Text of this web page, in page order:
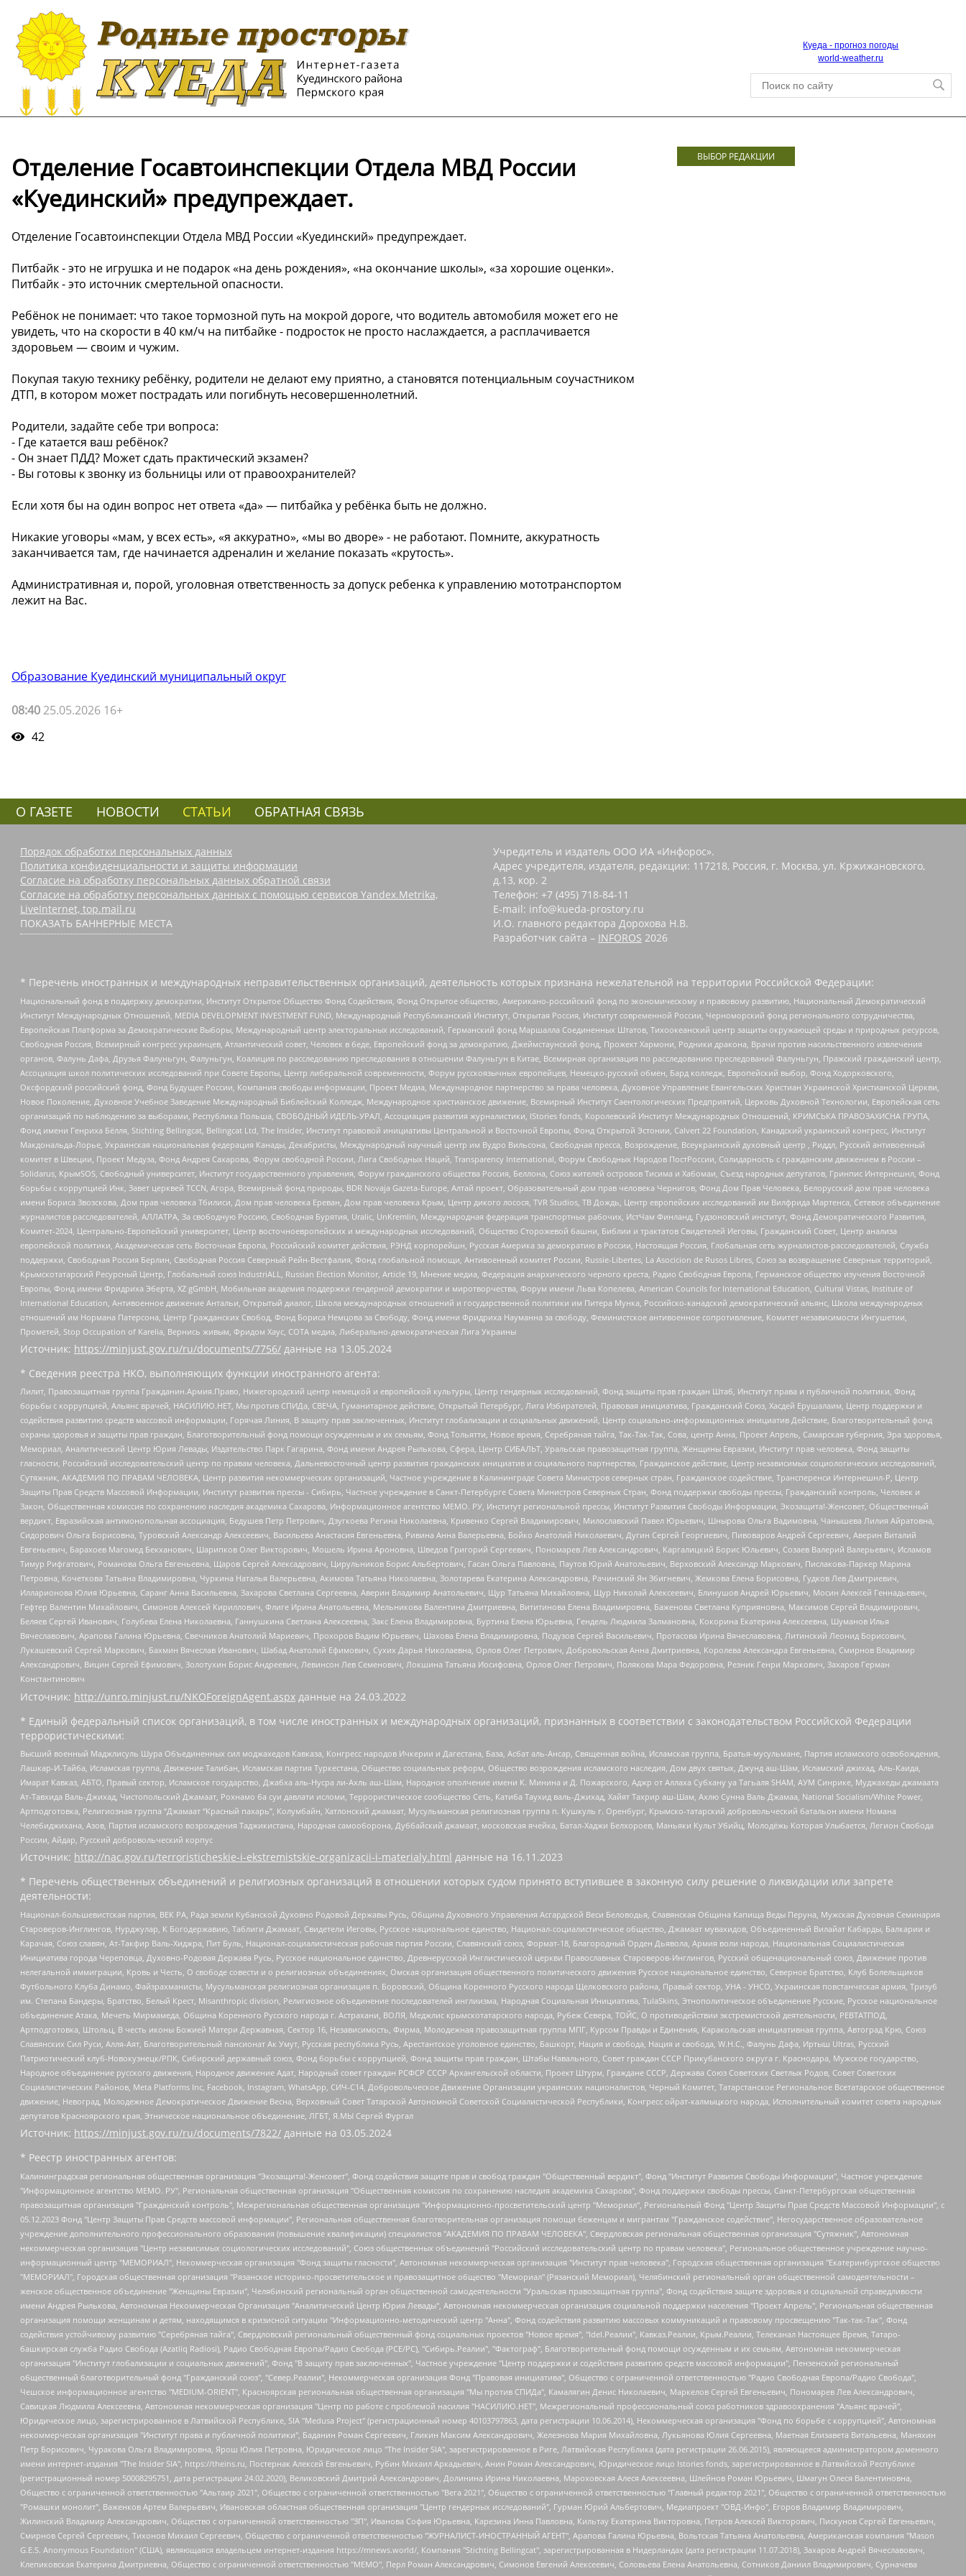
Куеда - прогноз погоды
world-weather.ru
Отделение Госавтоинспекции Отдела МВД России
«Куединский» предупреждает.
Отделение Госавтоинспекции Отдела МВД России «Куединский» предупреждает.
Питбайк - это не игрушка и не подарок «на день рождения», «на окончание школы», «за хорошие оценки».
Питбайк - это источник смертельной опасности.
Ребёнок не понимает: что такое тормозной путь на мокрой дороге, что водитель автомобиля может его не
увидеть, что на скорости в 40 км/ч на питбайке - подросток не просто наслаждается, а расплачивается
здоровьем — своим и чужим.
Покупая такую технику ребёнку, родители не делают ему приятно, а становятся потенциальным соучастником
ДТП, в котором может пострадать или погибнуть несовершеннолетний.
Родители, задайте себе три вопроса:
- Где катается ваш ребёнок?
- Он знает ПДД? Может сдать практический экзамен?
- Вы готовы к звонку из больницы или от правоохранителей?
Если хотя бы на один вопрос нет ответа «да» — питбайка у ребёнка быть не должно.
Никакие уговоры «мам, у всех есть», «я аккуратно», «мы во дворе» - не работают. Помните, аккуратность
заканчивается там, где начинается адреналин и желание показать «крутость».
Административная и, порой, уголовная ответственность за допуск ребенка к управлению мототранспортом
лежит на Вас.
Образование Куединский муниципальный округ
08:40 25.05.2026 16+
42
ВЫБОР РЕДАКЦИИ
О ГАЗЕТЕ НОВОСТИ СТАТЬИ ОБРАТНАЯ СВЯЗЬ
Порядок обработки персональных данных
Политика конфиденциальности и защиты информации
Согласие на обработку персональных данных обратной связи
Согласие на обработку персональных данных с помощью сервисов Yandex.Metrika,
LiveInternet, top.mail.ru
ПОКАЗАТЬ БАННЕРНЫЕ МЕСТА
Учредитель и издатель ООО ИА «Инфорос».
Адрес учредителя, издателя, редакции: 117218, Россия, г. Москва, ул. Кржижановского,
д.13, кор. 2
Телефон: +7 (495) 718-84-11
E-mail: info@kueda-prostory.ru
И.О. главного редактора Дорохова Н.В.
Разработчик сайта – INFOROS 2026
* Перечень иностранных и международных неправительственных организаций, деятельность которых признана нежелательной на территории Российской Федерации:
Национальный фонд в поддержку демократии, Институт Открытое Общество Фонд Содействия, Фонд Открытое общество, Американо-российский фонд по экономическому и правовому развитию, Национальный Демократический
Институт Международных Отношений, MEDIA DEVELOPMENT INVESTMENT FUND, Международный Республиканский Институт, Открытая Россия, Институт современной России, Черноморский фонд регионального сотрудничества,
Европейская Платформа за Демократические Выборы, Международный центр электоральных исследований, Германский фонд Маршалла Соединенных Штатов, Тихоокеанский центр защиты окружающей среды и природных ресурсов,
Свободная Россия, Всемирный конгресс украинцев, Атлантический совет, Человек в беде, Европейский фонд за демократию, Джеймстаунский фонд, Прожект Хармони, Родники дракона, Врачи против насильственного извлечения
органов, Фалунь Дафа, Друзья Фалуньгун, Фалуньгун, Коалиция по расследованию преследования в отношении Фалуньгун в Китае, Всемирная организация по расследованию преследований Фалуньгун, Пражский гражданский центр,
Ассоциация школ политических исследований при Совете Европы, Центр либеральной современности, Форум русскоязычных европейцев, Немецко-русский обмен, Бард колледж, Европейский выбор, Фонд Ходорковского,
Оксфордский российский фонд, Фонд Будущее России, Компания свободы информации, Проект Медиа, Международное партнерство за права человека, Духовное Управление Евангельских Христиан Украинской Христианской Церкви,
Новое Поколение, Духовное Учебное Заведение Международный Библейский Колледж, Международное христианское движение, Всемирный Институт Саентологических Предприятий, Церковь Духовной Технологии, Европейская сеть
организаций по наблюдению за выборами, Республика Польша, СВОБОДНЫЙ ИДЕЛЬ-УРАЛ, Ассоциация развития журналистики, IStories fonds, Королевский Институт Международных Отношений, КРИМСЬКА ПРАВОЗАХИСНА ГРУПА,
Фонд имени Генриха Бёлля, Stichting Bellingcat, Bellingcat Ltd, The Insider, Институт правовой инициативы Центральной и Восточной Европы, Фонд Открытой Эстонии, Calvert 22 Foundation, Канадский украинский конгресс, Институт
Макдональда-Лорье, Украинская национальная федерация Канады, Декабристы, Международный научный центр им Вудро Вильсона, Свободная пресса, Возрождение, Всеукраинский духовный центр , Риддл, Русский антивоенный
комитет в Швеции, Проект Медуза, Фонд Андрея Сахарова, Форум свободной России, Лига Свободных Наций, Transparеncy International, Форум Свободных Народов ПостРоссии, Солидарность с гражданским движением в России –
Solidarus, КрымSOS, Свободный университет, Институт государственного управления, Форум гражданского общества Россия, Беллона, Союз жителей островов Тисима и Хабомаи, Съезд народных депутатов, Гринпис Интернешнл, Фонд
борьбы с коррупцией Инк, Завет церквей TCCN, Агора, Всемирный фонд природы, BDR Novaja Gazeta-Europe, Алтай проект, Образовательный дом прав человека Чернигов, Фонд Дом Прав Человека, Белорусский дом прав человека
имени Бориса Звозскова, Дом прав человека Тбилиси, Дом прав человека Ереван, Дом прав человека Крым, Центр дикого лосося, TVR Studios, ТВ Дождь, Центр европейских исследований им Вилфрида Мартенса, Сетевое объединение
журналистов расследователей, АЛЛАТРА, За свободную Россию, Свободная Бурятия, Uralic, UnKremlin, Международная федерация транспортных рабочих, ИстЧам Финланд, Гудзоновский институт, Фонд Демократического Развития,
Комитет-2024, Центрально-Европейский университет, Центр восточноевропейских и международных исследований, Общество Сторожевой башни, Библии и трактатов Свидетелей Иеговы, Гражданский Совет, Центр анализа
европейской политики, Академическая сеть Восточная Европа, Российский комитет действия, РЭНД корпорейшн, Русская Америка за демократию в России, Настоящая Россия, Глобальная сеть журналистов-расследователей, Служба
поддержки, Свободная Россия Берлин, Свободная Россия Северный Рейн-Вестфалия, Фонд глобальной помощи, Антивоенный комитет России, Russie-Libertes, La Asocicion de Rusos Libres, Союз за возвращение Северных территорий,
Крымскотатарский Ресурсный Центр, Глобальный союз IndustriALL, Russian Election Monitor, Article 19, Мнение медиа, Федерация анархического черного креста, Радио Свободная Европа, Германское общество изучения Восточной
Европы, Фонд имени Фридриха Эберта, XZ gGmbH, Мобильная академия поддержки гендерной демократии и миротворчества, Форум имени Льва Копелева, American Councils for International Education, Cultural Vistas, Institute of
International Education, Антивоенное движение Антальи, Открытый диалог, Школа международных отношений и государственной политики им Питера Мунка, Российско-канадский демократический альянс, Школа международных
отношений им Нормана Патерсона, Центр Гражданских Свобод, Фонд Бориса Немцова за Свободу, Фонд имени Фридриха Науманна за свободу, Феминистское антивоенное сопротивление, Комитет независимости Ингушетии,
Прометей, Stop Occupation of Karelia, Вернись живым, Фридом Хаус, СОТА медиа, Либерально-демократическая Лига Украины
Источник: https://minjust.gov.ru/ru/documents/7756/ данные на 13.05.2024
* Сведения реестра НКО, выполняющих функции иностранного агента:
Лилит, Правозащитная группа Гражданин.Армия.Право, Нижегородский центр немецкой и европейской культуры, Центр гендерных исследований, Фонд защиты прав граждан Штаб, Институт права и публичной политики, Фонд
борьбы с коррупцией, Альянс врачей, НАСИЛИЮ.НЕТ, Мы против СПИДа, СВЕЧА, Гуманитарное действие, Открытый Петербург, Лига Избирателей, Правовая инициатива, Гражданский Союз, Хасдей Ерушалаим, Центр поддержки и
содействия развитию средств массовой информации, Горячая Линия, В защиту прав заключенных, Институт глобализации и социальных движений, Центр социально-информационных инициатив Действие, Благотворительный фонд
охраны здоровья и защиты прав граждан, Благотворительный фонд помощи осужденным и их семьям, Фонд Тольятти, Новое время, Серебряная тайга, Так-Так-Так, Сова, центр Анна, Проект Апрель, Самарская губерния, Эра здоровья,
Мемориал, Аналитический Центр Юрия Левады, Издательство Парк Гагарина, Фонд имени Андрея Рылькова, Сфера, Центр СИБАЛЬТ, Уральская правозащитная группа, Женщины Евразии, Институт прав человека, Фонд защиты
гласности, Российский исследовательский центр по правам человека, Дальневосточный центр развития гражданских инициатив и социального партнерства, Гражданское действие, Центр независимых социологических исследований,
Сутяжник, АКАДЕМИЯ ПО ПРАВАМ ЧЕЛОВЕКА, Центр развития некоммерческих организаций, Частное учреждение в Калининграде Совета Министров северных стран, Гражданское содействие, Трансперенси Интернешнл-Р, Центр
Защиты Прав Средств Массовой Информации, Институт развития прессы - Сибирь, Частное учреждение в Санкт-Петербурге Совета Министров Северных Стран, Фонд поддержки свободы прессы, Гражданский контроль, Человек и
Закон, Общественная комиссия по сохранению наследия академика Сахарова, Информационное агентство МЕМО. РУ, Институт региональной прессы, Институт Развития Свободы Информации, Экозащита!-Женсовет, Общественный
вердикт, Евразийская антимонопольная ассоциация, Бедушев Петр Петрович, Дзугкоева Регина Николаевна, Кривенко Сергей Владимирович, Милославский Павел Юрьевич, Шнырова Ольга Вадимовна, Чанышева Лилия Айратовна,
Сидорович Ольга Борисовна, Туровский Александр Алексеевич, Васильева Анастасия Евгеньевна, Ривина Анна Валерьевна, Бойко Анатолий Николаевич, Дугин Сергей Георгиевич, Пивоваров Андрей Сергеевич, Аверин Виталий
Евгеньевич, Барахоев Магомед Бекханович, Шарипков Олег Викторович, Мошель Ирина Ароновна, Шведов Григорий Сергеевич, Пономарев Лев Александрович, Каргалицкий Борис Юльевич, Созаев Валерий Валерьевич, Исламов
Тимур Рифгатович, Романова Ольга Евгеньевна, Щаров Сергей Алексадрович, Цирульников Борис Альбертович, Гасан Ольга Павловна, Паутов Юрий Анатольевич, Верховский Александр Маркович, Пислакова-Паркер Марина
Петровна, Кочеткова Татьяна Владимировна, Чуркина Наталья Валерьевна, Акимова Татьяна Николаевна, Золотарева Екатерина Александровна, Рачинский Ян Збигневич, Жемкова Елена Борисовна, Гудков Лев Дмитриевич,
Илларионова Юлия Юрьевна, Саранг Анна Васильевна, Захарова Светлана Сергеевна, Аверин Владимир Анатольевич, Щур Татьяна Михайловна, Щур Николай Алексеевич, Блинушов Андрей Юрьевич, Мосин Алексей Геннадьевич,
Гефтер Валентин Михайлович, Симонов Алексей Кириллович, Флиге Ирина Анатольевна, Мельникова Валентина Дмитриевна, Вититинова Елена Владимировна, Баженова Светлана Куприяновна, Максимов Сергей Владимирович,
Беляев Сергей Иванович, Голубева Елена Николаевна, Ганнушкина Светлана Алексеевна, Закс Елена Владимировна, Буртина Елена Юрьевна, Гендель Людмила Залмановна, Кокорина Екатерина Алексеевна, Шуманов Илья
Вячеславович, Арапова Галина Юрьевна, Свечников Анатолий Мариевич, Прохоров Вадим Юрьевич, Шахова Елена Владимировна, Подузов Сергей Васильевич, Протасова Ирина Вячеславовна, Литинский Леонид Борисович,
Лукашевский Сергей Маркович, Бахмин Вячеслав Иванович, Шабад Анатолий Ефимович, Сухих Дарья Николаевна, Орлов Олег Петрович, Добровольская Анна Дмитриевна, Королева Александра Евгеньевна, Смирнов Владимир
Александрович, Вицин Сергей Ефимович, Золотухин Борис Андреевич, Левинсон Лев Семенович, Локшина Татьяна Иосифовна, Орлов Олег Петрович, Полякова Мара Федоровна, Резник Генри Маркович, Захаров Герман
Константинович
Источник: http://unro.minjust.ru/NKOForeignAgent.aspx данные на 24.03.2022
* Единый федеральный список организаций, в том числе иностранных и международных организаций, признанных в соответствии с законодательством Российской Федерации
террористическими:
Высший военный Маджлисуль Шура Объединенных сил моджахедов Кавказа, Конгресс народов Ичкерии и Дагестана, База, Асбат аль-Ансар, Священная война, Исламская группа, Братья-мусульмане, Партия исламского освобождения,
Лашкар-И-Тайба, Исламская группа, Движение Талибан, Исламская партия Туркестана, Общество социальных реформ, Общество возрождения исламского наследия, Дом двух святых, Джунд аш-Шам, Исламский джихад, Аль-Каида,
Имарат Кавказ, АБТО, Правый сектор, Исламское государство, Джабха аль-Нусра ли-Ахль аш-Шам, Народное ополчение имени К. Минина и Д. Пожарского, Аджр от Аллаха Субхану уа Тагьаля SHAM, АУМ Синрике, Муджахеды джамаата
Ат-Тавхида Валь-Джихад, Чистопольский Джамаат, Рохнамо ба суи давлати исломи, Террористическое сообщество Сеть, Катиба Таухид валь-Джихад, Хайят Тахрир аш-Шам, Ахлю Сунна Валь Джамаа, National Socialism/White Power,
Артподготовка, Религиозная группа “Джамаат “Красный пахарь”, Колумбайн, Хатлонский джамаат, Мусульманская религиозная группа п. Кушкуль г. Оренбург, Крымско-татарский добровольческий батальон имени Номана
Челебиджихана, Азов, Партия исламского возрождения Таджикистана, Народная самооборона, Дуббайский джамаат, московская ячейка, Батал-Хаджи Белхороев, Маньяки Культ Убийц, Молодёжь Которая Улыбается, Легион Свобода
России, Айдар, Русский добровольческий корпус
Источник: http://nac.gov.ru/terroristicheskie-i-ekstremistskie-organizacii-i-materialy.html данные на 16.11.2023
* Перечень общественных объединений и религиозных организаций в отношении которых судом принято вступившее в законную силу решение о ликвидации или запрете
деятельности:
Национал-большевистская партия, ВЕК РА, Рада земли Кубанской Духовно Родовой Державы Русь, Община Духовного Управления Асгардской Веси Беловодья, Славянская Община Капища Веды Перуна, Мужская Духовная Семинария
Староверов-Инглингов, Нурджулар, К Богодержавию, Таблиги Джамаат, Свидетели Иеговы, Русское национальное единство, Национал-социалистическое общество, Джамаат мувахидов, Объединенный Вилайат Кабарды, Балкарии и
Карачая, Союз славян, Ат-Такфир Валь-Хиджра, Пит Буль, Национал-социалистическая рабочая партия России, Славянский союз, Формат-18, Благородный Орден Дьявола, Армия воли народа, Национальная Социалистическая
Инициатива города Череповца, Духовно-Родовая Держава Русь, Русское национальное единство, Древнерусской Инглистической церкви Православных Староверов-Инглингов, Русский общенациональный союз, Движение против
нелегальной иммиграции, Кровь и Честь, О свободе совести и о религиозных объединениях, Омская организация общественного политического движения Русское национальное единство, Северное Братство, Клуб Болельщиков
Футбольного Клуба Динамо, Файзрахманисты, Мусульманская религиозная организация п. Боровский, Община Коренного Русского народа Щелковского района, Правый сектор, УНА - УНСО, Украинская повстанческая армия, Тризуб
им. Степана Бандеры, Братство, Белый Крест, Misanthropic division, Религиозное объединение последователей инглиизма, Народная Социальная Инициатива, TulaSkins, Этнополитическое объединение Русские, Русское национальное
объединение Атака, Мечеть Мирмамеда, Община Коренного Русского народа г. Астрахани, ВОЛЯ, Меджлис крымскотатарского народа, Рубеж Севера, ТОЙС, О противодействии экстремистской деятельности, РЕВТАТПОД,
Артподготовка, Штольц, В честь иконы Божией Матери Державная, Сектор 16, Независимость, Фирма, Молодежная правозащитная группа МПГ, Курсом Правды и Единения, Каракольская инициативная группа, Автоград Крю, Союз
Славянских Сил Руси, Алля-Аят, Благотворительный пансионат Ак Умут, Русская республика Русь, Арестантское уголовное единство, Башкорт, Нация и свобода, Нация и свобода, W.H.С., Фалунь Дафа, Иртыш Ultras, Русский
Патриотический клуб-Новокузнецк/РПК, Сибирский державный союз, Фонд борьбы с коррупцией, Фонд защиты прав граждан, Штабы Навального, Совет граждан СССР Прикубанского округа г. Краснодара, Мужское государство,
Народное объединение русского движения, Народное движение Адат, Народный совет граждан РСФСР СССР Архангельской области, Проект Штурм, Граждане СССР, Держава Союз Советских Светлых Родов, Совет Советских
Социалистических Районов, Meta Platforms Inc, Facebook, Instagram, WhatsApp, СИЧ-С14, Добровольческое Движение Организации украинских националистов, Черный Комитет, Татарстанское Региональное Всетатарское общественное
движение, Невоград, Молодежное Демократическое Движение Весна, Верховный Совет Татарской Автономной Советской Социалистической Республики, Конгресс ойрат-калмыцкого народа, Исполнительный комитет совета народных
депутатов Красноярского края, Этническое национальное объединение, ЛГБТ, Я.МЫ Сергей Фургал
Источник: https://minjust.gov.ru/ru/documents/7822/ данные на 03.05.2024
* Реестр иностранных агентов:
Калининградская региональная общественная организация "Экозащита!-Женсовет", Фонд содействия защите прав и свобод граждан "Общественный вердикт", Фонд "Институт Развития Свободы Информации", Частное учреждение "Информационное агентство МЕМО. РУ", Региональная общественная организация "Общественная комиссия по сохранению наследия академика Сахарова", Фонд поддержки свободы прессы, Санкт-Петербургская общественная правозащитная организация "Гражданский контроль", Межрегиональная общественная организация "Информационно-просветительский центр "Мемориал", Региональный Фонд "Центр Защиты Прав Средств Массовой Информации", с 05.12.2023 Фонд "Центр Защиты Прав Средств массовой информации", Региональная общественная благотворительная организация помощи беженцам и мигрантам "Гражданское содействие", Негосударственное образовательное учреждение дополнительного профессионального образования (повышение квалификации) специалистов "АКАДЕМИЯ ПО ПРАВАМ ЧЕЛОВЕКА", Свердловская региональная общественная организация "Сутяжник", Автономная некоммерческая организация "Центр независимых социологических исследований", Союз общественных объединений "Российский исследовательский центр по правам человека", Региональное общественное учреждение научно-информационный центр "МЕМОРИАЛ", Некоммерческая организация "Фонд защиты гласности", Автономная некоммерческая организация "Институт прав человека", Городская общественная организация "Екатеринбургское общество "МЕМОРИАЛ", Городская общественная организация "Рязанское историко-просветительское и правозащитное общество "Мемориал" (Рязанский Мемориал), Челябинский региональный орган общественной самодеятельности – женское общественное объединение "Женщины Евразии", Челябинский региональный орган общественной самодеятельности "Уральская правозащитная группа", Фонд содействия защите здоровья и социальной справедливости имени Андрея Рылькова, Автономная Некоммерческая Организация "Аналитический Центр Юрия Левады", Автономная некоммерческая организация социальной поддержки населения "Проект Апрель", Региональная общественная организация помощи женщинам и детям, находящимся в кризисной ситуации "Информационно-методический центр "Анна", Фонд содействия развитию массовых коммуникаций и правовому просвещению "Так-так-Так", Фонд содействия устойчивому развитию "Серебряная тайга", Свердловский региональный общественный фонд социальных проектов "Новое время", "Idel.Реалии", Кавказ.Реалии, Крым.Реалии, Телеканал Настоящее Время, Татаро-башкирская служба Радио Свобода (Azatliq Radiosi), Радио Свободная Европа/Радио Свобода (PCE/PC), "Сибирь.Реалии", "Фактограф", Благотворительный фонд помощи осужденным и их семьям, Автономная некоммерческая организация "Институт глобализации и социальных движений", Фонд "В защиту прав заключенных", Частное учреждение "Центр поддержки и содействия развитию средств массовой информации", Пензенский региональный общественный благотворительный фонд "Гражданский союз", "Север.Реалии", Некоммерческая организация Фонд "Правовая инициатива", Общество с ограниченной ответственностью "Радио Свободная Европа/Радио Свобода", Чешское информационное агентство "MEDIUM-ORIENT", Красноярская региональная общественная организация "Мы против СПИДа", Камалягин Денис Николаевич, Маркелов Сергей Евгеньевич, Пономарев Лев Александрович, Савицкая Людмила Алексеевна, Автономная некоммерческая организация "Центр по работе с проблемой насилия "НАСИЛИЮ.НЕТ", Межрегиональный профессиональный союз работников здравоохранения "Альянс врачей", Юридическое лицо, зарегистрированное в Латвийской Республике, SIA "Medusa Project" (регистрационный номер 40103797863, дата регистрации 10.06.2014), Некоммерческая организация "Фонд по борьбе с коррупцией", Автономная некоммерческая организация "Институт права и публичной политики", Баданин Роман Сергеевич, Гликин Максим Александрович, Железнова Мария Михайловна, Лукьянова Юлия Сергеевна, Маетная Елизавета Витальевна, Маняхин Петр Борисович, Чуракова Ольга Владимировна, Ярош Юлия Петровна, Юридическое лицо "The Insider SIA", зарегистрированное в Риге, Латвийская Республика (дата регистрации 26.06.2015), являющееся администратором доменного имени интернет-издания "The Insider SIA", https://theins.ru, Постернак Алексей Евгеньевич, Рубин Михаил Аркадьевич, Анин Роман Александрович, Юридическое лицо Istories fonds, зарегистрированное в Латвийской Республике (регистрационный номер 50008295751, дата регистрации 24.02.2020), Великовский Дмитрий Александрович, Долинина Ирина Николаевна, Мароховская Алеся Алексеевна, Шлейнов Роман Юрьевич, Шмагун Олеся Валентиновна, Общество с ограниченной ответственностью "Альтаир 2021", Общество с ограниченной ответственностью "Вега 2021", Общество с ограниченной ответственностью "Главный редактор 2021", Общество с ограниченной ответственностью "Ромашки монолит", Важенков Артем Валерьевич, Ивановская областная общественная организация "Центр гендерных исследований", Гурман Юрий Альбертович, Медиапроект "ОВД-Инфо", Егоров Владимир Владимирович, Жилинский Владимир Александрович, Общество с ограниченной ответственностью "ЗП", Иванова София Юрьевна, Карезина Инна Павловна, Кильтау Екатерина Викторовна, Петров Алексей Викторович, Пискунов Сергей Евгеньевич, Смирнов Сергей Сергеевич, Тихонов Михаил Сергеевич, Общество с ограниченной ответственностью "ЖУРНАЛИСТ-ИНОСТРАННЫЙ АГЕНТ", Арапова Галина Юрьевна, Вольтская Татьяна Анатольевна, Американская компания "Mason G.E.S. Anonymous Foundation" (США), являющаяся владельцем интернет-издания https://mnews.world/, Компания "Stichting Bellingcat", зарегистрированная в Нидерландах (дата регистрации 11.07.2018), Захаров Андрей Вячеславович, Клепиковская Екатерина Дмитриевна, Общество с ограниченной ответственностью "МЕМО", Перл Роман Александрович, Симонов Евгений Алексеевич, Соловьева Елена Анатольевна, Сотников Даниил Владимирович, Сурначева Елизавета Дмитриевна, Автономная некоммерческая организация по защите прав человека и информированию населения "Якутия – Наше Мнение", Общество с ограниченной ответственностью "Москоу диджитал медиа", с 26.01.2023 Общество с ограниченной ответственностью "Чайка Белые сады", Ветошкина Валерия Валерьевна, Заговора Максим Александрович, Межрегиональное общественное движение "Российская ЛГБТ - сеть", Оленичев Максим Владимирович, Павлов Иван Юрьевич, Скворцова Елена Сергеевна, Общество с ограниченной ответственностью "Как бы инагент", Кочетков Игорь Викторович, Общество с ограниченной ответственностью "Честные выборы", Еланчик Олег Александрович, Общество с ограниченной ответственностью "Нобелевский призыв", Гималова Регина Эмилевна, Григорьев Андрей Валерьевич, Григорьева Алина Александровна, Ассоциация по содействию защите прав призывников, альтернативнослужащих и военнослужащих "Правозащитная группа "Гражданин.Армия.Право", Хисамова Регина Фаритовна, Автономная некоммерческая организация по реализации социально-правовых программ "Лилит", Дальневосточное общественное движение "Маяк", Санкт-Петербургская ЛГБТ-инициативная группа "Выход", Инициативная группа ЛГБТ+ "Реверс", Алексеев Андрей Викторович, Бекбулатова Таисия Львовна, Беляев Иван Михайлович, Владыкина Елена Сергеевна, Гельман Марат Александрович, Никульшина Вероника Юрьевна, Толоконникова Надежда Андреевна, Шендерович Виктор Анатольевич, Общество с ограниченной ответственностью "Данное сообщение", Общество с ограниченной ответственностью Издательский дом "Новая глава", Айнбиндер Александра Александровна, Московский комьюнити-центр для ЛГБТ+инициатив, Благотворительный фонд развития филантропии, Deutsche Welle (Германия, Kurt-Schumacher-Strasse 3, 53113 Bonn), Борзунова Мария Михайловна, Воробьев Виктор Викторович, Голубева Анна Львовна, Константинова Алла Михайловна, Малкова Ирина Владимировна, Мурадов Мурад Абдулгалимович, Осетинская Елизавета Николаевна, Понасенков Евгений Николаевич, Ганапольский Матвей Юрьевич, Киселев Евгений Алексеевич, Борухович Ирина Григорьевна, Дремин Иван Тимофеевич, Дубровский Дмитрий Викторович, Красноярская региональная общественная организация поддержки и развития альтернативных образовательных технологий и межкультурных коммуникаций "ИНТЕРРА", Маяковская Екатерина Алексеевна, Фейгин Марк Захарович, Филимонов Андрей Викторович, Дзугкоева Регина Николаевна, Доброхотов Роман Александрович, Дудь Юрий Александрович, Елкин Сергей Владимирович, Кругликов Кирилл Игоревич, Сабунаева Мария Леонидовна, Семенов Алексей Владимирович, Шаинян Карен Багратович, Шульман Екатерина Михайловна, Асафьев Артур Валерьевич, Вахштайн Виктор Семенович, Венедиктов Алексей Алексеевич, Лушникова Екатерина Евгеньевна, Волков Леонид Михайлович, Невзоров Александр Глебович, Пархоменко Сергей Борисович, Сироткин Ярослав Николаевич, Кара-Мурза Владимир Владимирович, Баранова Наталья Владимировна, Гозман Леонид Яковлевич, Кагарлицкий Борис Юльевич, Климарев Михаил Валерьевич, Милов Владимир Станиславович, Автономная некоммерческая организация Краснодарский центр современного искусства "Типография", Моргенштерн Алишер Тагирович, Соболь Любовь Эдуардовна, Общество с ограниченной ответственностью "ЛИЗА НОРМ", Каспаров Гарри Кимович, Ходорковский Михаил Борисович, Общество с ограниченной ответственностью "Апрельские тезисы", Данилович Ирина Брониславовна, Кашин Олег Владимирович, Петров Николай Владимирович, Пивоваров Алексей Владимирович, Соколов Михаил Владимирович, Цветкова Юлия Владимировна, Чичваркин Евгений Александрович, Комитет против пыток/Команда против пыток, Общество с ограниченной ответственностью "Первый научный", Общество с ограниченной ответственностью "Вертолет и ко", Белоцерковская Вероника Борисовна, Кац Максим Евгеньевич, Лазарева Татьяна Юрьевна, Шаведдинов Руслан Табризович, Яшин Илья Валерьевич, Общество с ограниченной ответственностью "Иноагент ААВ", Алешковский Дмитрий Петрович, Альбац Евгения Марковна, Быков Дмитрий Львович, Галямина Юлия Евгеньевна, Лойко Сергей Леонидович, Мартынов Кирилл Константинович, Медведев Сергей Александрович, Крашенинников Федор Геннадиевич, Гордеева Катерина Вл